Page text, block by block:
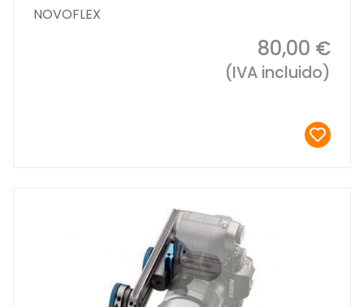
NOVOFLEX
80,00 €
(IVA incluido)